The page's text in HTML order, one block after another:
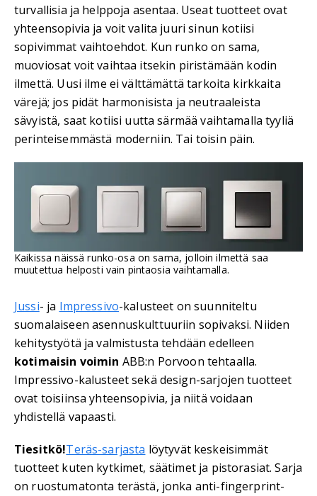
turvallisia ja helppoja asentaa. Useat tuotteet ovat
yhteensopivia ja voit valita juuri sinun kotiisi
sopivimmat vaihtoehdot. Kun runko on sama,
muoviosat voit vaihtaa itsekin piristämään kodin
ilmettä. Uusi ilme ei välttämättä tarkoita kirkkaita
värejä; jos pidät harmonisista ja neutraaleista
sävyistä, saat kotiisi uutta särmää vaihtamalla tyyliä
perinteisemmästä moderniin. Tai toisin päin.
Kaikissa näissä runko-osa on sama, jolloin ilmettä saa
muutettua helposti vain pintaosia vaihtamalla.
Jussi- ja Impressivo-kalusteet on suunniteltu
suomalaiseen asennuskulttuuriin sopivaksi. Niiden
kehitystyötä ja valmistusta tehdään edelleen
kotimaisin voimin ABB:n Porvoon tehtaalla.
Impressivo-kalusteet sekä design-sarjojen tuotteet
ovat toisiinsa yhteensopivia, ja niitä voidaan
yhdistellä vapaasti.
Tiesitkö!Teräs-sarjasta löytyvät keskeisimmät
tuotteet kuten kytkimet, säätimet ja pistorasiat. Sarja
on ruostumatonta terästä, jonka anti-fingerprint-